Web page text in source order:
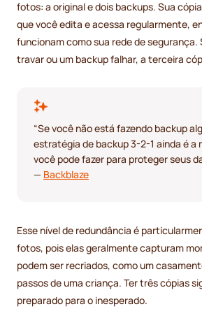
fotos: a original e dois backups. Sua
que você edita e acessa regularmente,
funcionam como sua rede de
travar ou um backup falhar, a terceira
“Se você não está fazendo backup
estratégia de backup 3-2-1 ainda é a
você pode fazer para proteger seus
— Backblaze
Esse nível de redundância é
fotos, pois elas geralmente capturam
podem ser recriados, como um
passos de uma criança. Ter três cópias
preparado para o inesperado.